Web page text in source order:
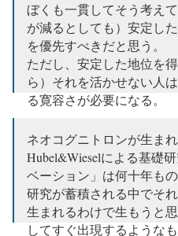
— 何者でもないおっさん
月15日
ぼくも一貫してそう考え
が減るとしても）安定し
を優先すべきだと思う。
ただし、安定した地位を
ら）それを活かせない人
る寛容さが必要になる。
当然、話は単純ではない。
— Hal Tasaki (@Hal_Tasaki)
ネオコグニトロンが生ま
Hubel&Wieselによる基礎
ベーション」は何十年も
研究が蓄積される中でそ
生まれるわけで生もうと
してすぐ出現するような